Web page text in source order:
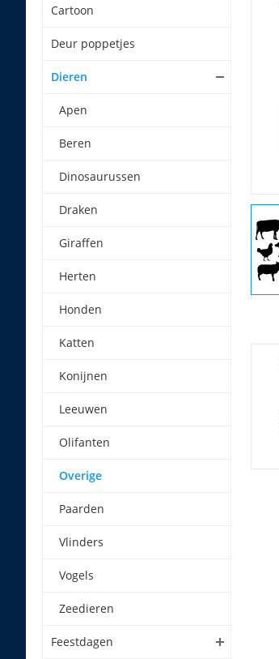
Cartoon
Deur poppetjes
Dieren
Apen
Beren
Dinosaurussen
Draken
Giraffen
Herten
Honden
Katten
Konijnen
Leeuwen
Olifanten
Overige
Paarden
Vlinders
Vogels
Zeedieren
Feestdagen